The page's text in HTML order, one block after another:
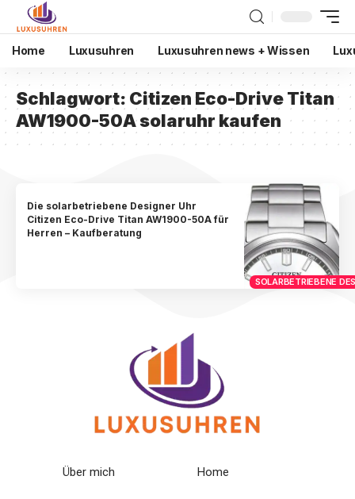
Home Luxusuhren Luxusuhren news + Wissen
Schlagwort: Citizen Eco-Drive Titan
AW1900-50A solaruhr kaufen
SOLARBETRIEBENE
Die solarbetriebene Designer Uhr
Citizen Eco-Drive Titan AW1900-50A für
Herren – Kaufberatung
Über mich Home